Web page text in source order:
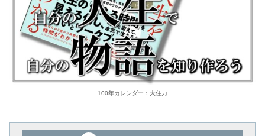
100年カレンダー：大住力